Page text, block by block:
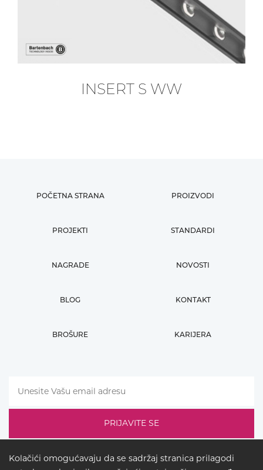
INSERT S WW
POČETNA STRANA PROIZVODI
PROJEKTI STANDARDI
NAGRADE NOVOSTI
BLOG KONTAKT
BROŠURE KARIJERA
Kolačići omogućavaju da se sadržaj stranica prilagodi